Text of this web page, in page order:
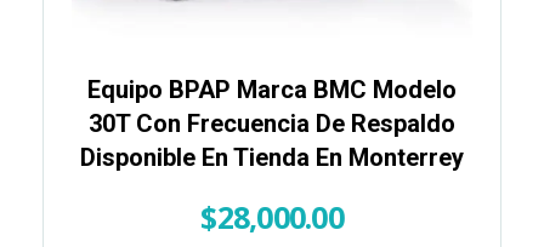
Equipo BPAP Marca BMC Modelo
30T Con Frecuencia De Respaldo
Disponible En Tienda En Monterrey
$28,000.00